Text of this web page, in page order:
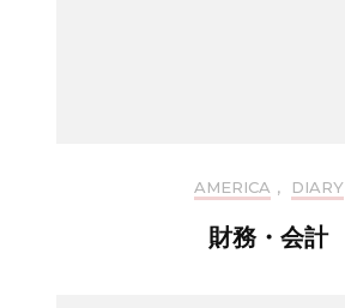
AMERICA , DIARY
財務・会計